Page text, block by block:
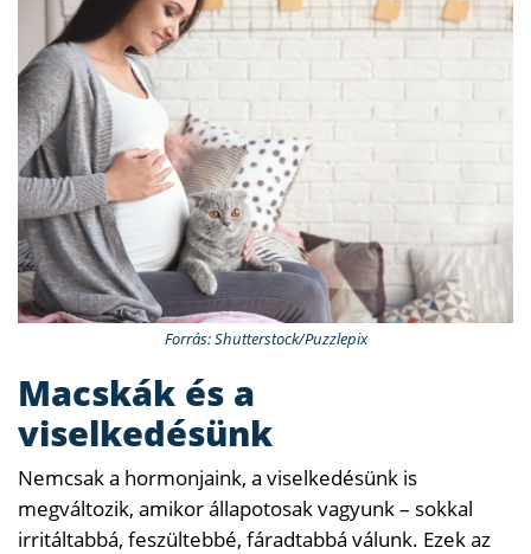
Forrás: Shutterstock/Puzzlepix
Macskák és a
viselkedésünk
Nemcsak a hormonjaink, a viselkedésünk is
megváltozik, amikor állapotosak vagyunk – sokkal
irritáltabbá, feszültebbé, fáradtabbá válunk. Ezek az